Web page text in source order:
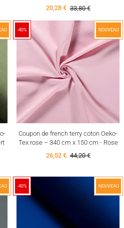
20,28 € 33,80 €
-40% NOUVEAU
Coupon de french terry coton Oeko-
Tex rose – 340 cm x 150 cm - Rose
26,52 € 44,20 €
-40% NOUVEAU